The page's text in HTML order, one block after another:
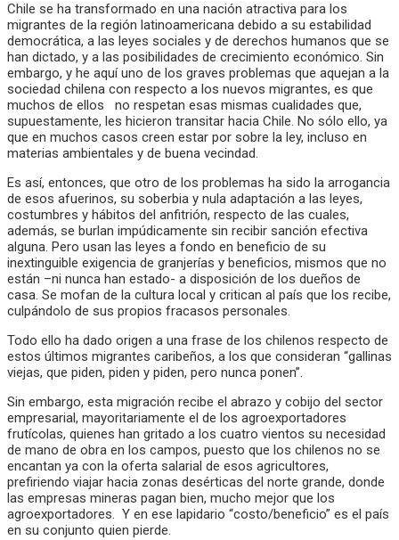
Chile se ha transformado en una nación atractiva para los
migrantes de la región latinoamericana debido a su estabilidad
democrática, a las leyes sociales y de derechos humanos que se
han dictado, y a las posibilidades de crecimiento económico. Sin
embargo, y he aquí uno de los graves problemas que aquejan a la
sociedad chilena con respecto a los nuevos migrantes, es que
muchos de ellos no respetan esas mismas cualidades que,
supuestamente, les hicieron transitar hacia Chile. No sólo ello, ya
que en muchos casos creen estar por sobre la ley, incluso en
materias ambientales y de buena vecindad.
Es así, entonces, que otro de los problemas ha sido la arrogancia
de esos afuerinos, su soberbia y nula adaptación a las leyes,
costumbres y hábitos del anfitrión, respecto de las cuales,
además, se burlan impúdicamente sin recibir sanción efectiva
alguna. Pero usan las leyes a fondo en beneficio de su
inextinguible exigencia de granjerías y beneficios, mismos que no
están –ni nunca han estado- a disposición de los dueños de
casa. Se mofan de la cultura local y critican al país que los recibe,
culpándolo de sus propios fracasos personales.
Todo ello ha dado origen a una frase de los chilenos respecto de
estos últimos migrantes caribeños, a los que consideran “gallinas
viejas, que piden, piden y piden, pero nunca ponen”.
Sin embargo, esta migración recibe el abrazo y cobijo del sector
empresarial, mayoritariamente el de los agroexportadores
frutícolas, quienes han gritado a los cuatro vientos su necesidad
de mano de obra en los campos, puesto que los chilenos no se
encantan ya con la oferta salarial de esos agricultores,
prefiriendo viajar hacia zonas desérticas del norte grande, donde
las empresas mineras pagan bien, mucho mejor que los
agroexportadores. Y en ese lapidario “costo/beneficio” es el país
en su conjunto quien pierde.